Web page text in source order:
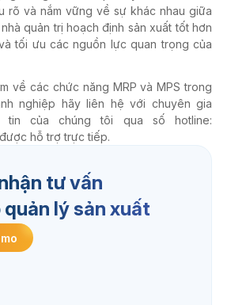
rõ và nắm vững về sự khác nhau giữa
quản trị hoạch định sản xuất tốt hơn
tối ưu các nguồn lực quan trọng của
về các chức năng MRP và MPS trong
nghiệp hãy liên hệ với chuyên gia
tin của chúng tôi qua số hotline:
hỗ trợ trực tiếp.
tư vấn
quản lý sản xuất